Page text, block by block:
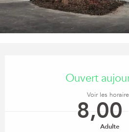
Ouvert
Voir les
8,00
Adulte